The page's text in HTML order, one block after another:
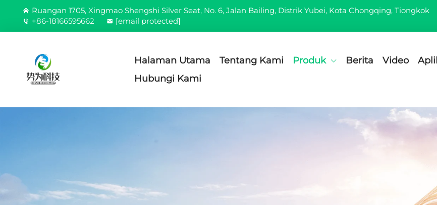
Ruangan 1705, Xingmao Shengshi Silver Seat, No. 6, Jalan Bailing, Distrik Yubei, Kota Chongqing, Tiongkok
+86-18166595662
[email protected]
Halaman Utama Tentang Kami Produk Berita Video
Hubungi Kami